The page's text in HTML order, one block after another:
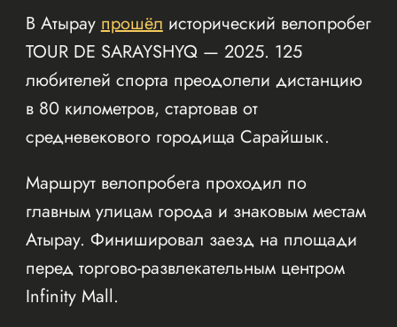
В Атыраупрошёлисторический велопробег
TOUR DE SARAYSHYQ — 2025. 125
любителей спорта преодолели дистанцию
в 80 километров, стартовав от
средневекового городища Сарайшык.
Маршрут велопробега проходил по
главным улицам города и знаковым местам
Атырау. Финишировал заезд на площади
перед торгово-развлекательным центром
Infinity Mall.